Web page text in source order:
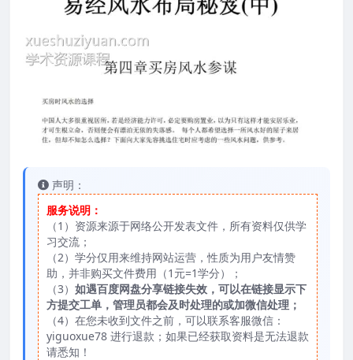
声明：
服务说明：
（1）资源来源于网络公开发表文件，所有资料仅供学
习交流；
（2）学分仅用来维持网站运营，性质为用户友情赞
助，并非购买文件费用（1元=1学分）；
（3） 如遇百度网盘分享链接失效，可以在链接显示下
方提交工单，管理员都会及时处理的或加微信处理；
（4）在您未收到文件之前，可以联系客服微信：
yiguoxue78 进行退款；如果已经获取资料是无法退款
请悉知！